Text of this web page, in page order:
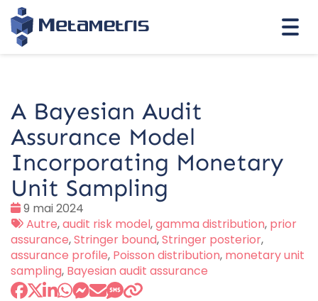
A Bayesian Audit
Assurance Model
Incorporating Monetary
Unit Sampling
Date
:
9 mai 2024
Tags
:
Autre,audit risk model,gamma distribution, prior
assurance,Stringer bound,Stringer posterior,
assurance profile, Poisson distribution, monetary unit
sampling, Bayesian audit assurance